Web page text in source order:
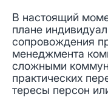
В настоящий
плане
сопровождения
менеджмента
сложными
практических
тересы персон